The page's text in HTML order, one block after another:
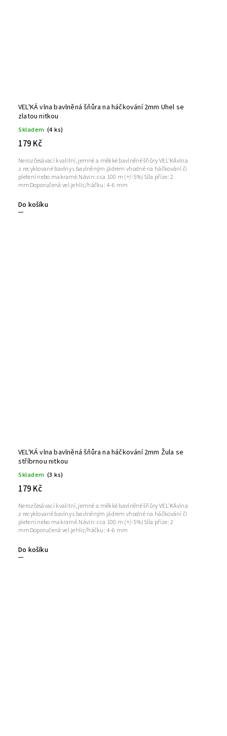
VEL'KÁ vlna bavlněná šňůra na háčkování 2mm Uhel se
zlatou nitkou
Skladem (4 ks)
179 Kč
Do košíku
Nerozčesávací kvalitní, jemné a měkké bavlněné šňůry VEL'KÁvlna
z recyklované bavlny s bavlněným jádrem vhodné na háčkování či
pletení nebo makramé.Návin: cca 100 m (+/-5%)Síla příze: 2
mmDoporučená vel.jehlic/háčku: 4-6 mm
VEL'KÁ vlna bavlněná šňůra na háčkování 2mm Žula se
stříbrnou nitkou
Skladem (3 ks)
179 Kč
Do košíku
Nerozčesávací kvalitní, jemné a měkké bavlněné šňůry VEL'KÁvlna
z recyklované bavlny s bavlněným jádrem vhodné na háčkování či
pletení nebo makramé.Návin: cca 100 m (+/-5%)Síla příze: 2
mmDoporučená vel.jehlic/háčku: 4-6 mm